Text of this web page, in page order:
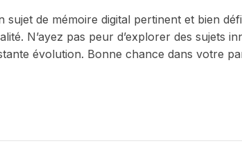
sujet de mémoire digital pertinent et bien
N’ayez pas peur d’explorer des sujets
évolution. Bonne chance dans votre